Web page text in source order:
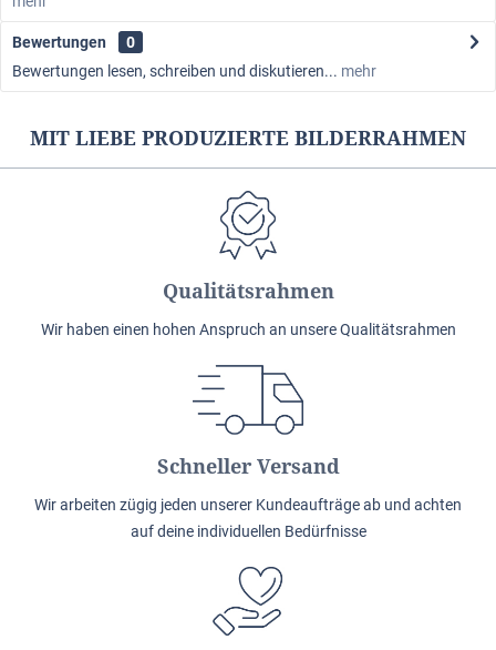
Bewertungen
0
Bewertungen lesen, schreiben und diskutieren... mehr
MIT LIEBE PRODUZIERTE BILDERRAHMEN
Qualitätsrahmen
Wir haben einen hohen Anspruch an unsere Qualitätsrahmen
Schneller Versand
Wir arbeiten zügig jeden unserer Kundeaufträge ab und achten
auf deine individuellen Bedürfnisse